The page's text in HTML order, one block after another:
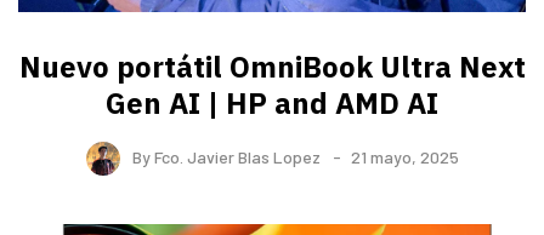
Nuevo portátil OmniBook Ultra ​Next
Gen AI | HP and AMD AI
ByFco. Javier Blas Lopez 21 mayo, 2025